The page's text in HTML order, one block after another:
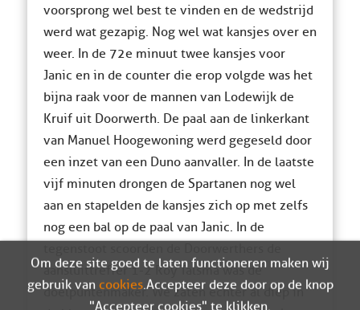
voorsprong wel best te vinden en de wedstrijd
werd wat gezapig. Nog wel wat kansjes over en
weer. In de 72e minuut twee kansjes voor
Janic en in de counter die erop volgde was het
bijna raak voor de mannen van Lodewijk de
Kruif uit Doorwerth. De paal aan de linkerkant
van Manuel Hoogewoning werd gegeseld door
een inzet van een Duno aanvaller. In de laatste
vijf minuten drongen de Spartanen nog wel
aan en stapelden de kansjes zich op met zelfs
nog een bal op de paal van Janic. In de
aansluittreffer 1-2 Roy Talsma was de
doelpuntenmaker. We zaten echter al diep in
Om deze site goed te laten functioneren maken wij
gebruik van cookies. Accepteer deze door op de knop
"Accepteer cookies" te klikken.